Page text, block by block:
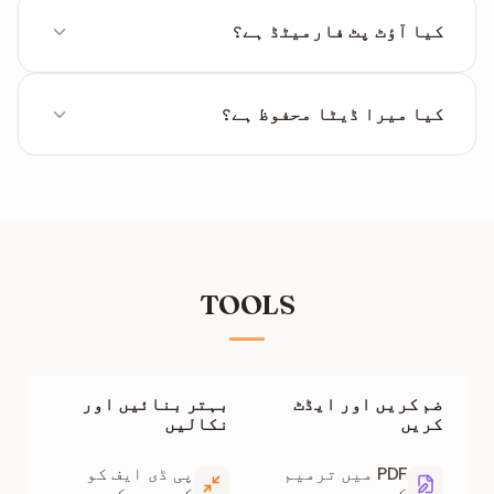
ایڈیٹر میں کھولا جا सकता ہے۔
کیا آؤٹ پٹ فارمیٹڈ ہے؟
ساتھ فارمیٹڈ ہوتا ہے، تاکہ اسے پڑھنا آسان
کیا میرا ڈیٹا محفوظ ہے؟
TOOLS
ضم کریں اور ایڈٹ
کریں
PDF میں ترمیم
بہتر بنائیں اور
نکالیں
پی ڈی ایف کو